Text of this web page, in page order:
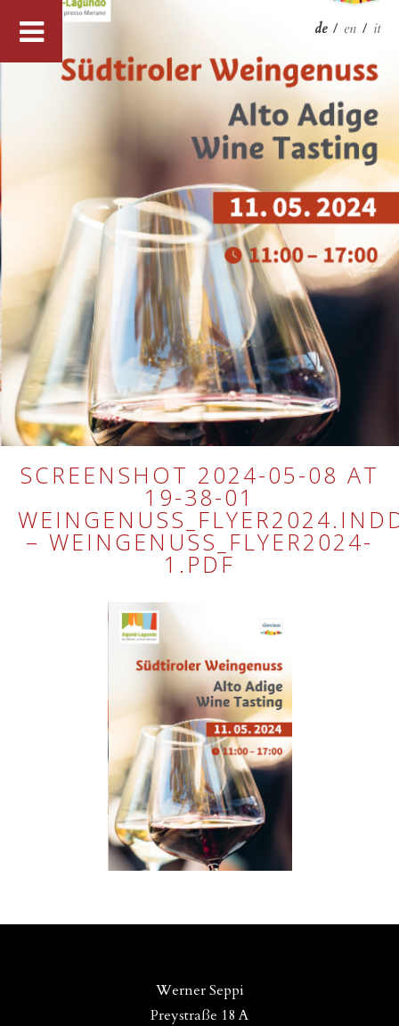
de / en / it
SCREENSHOT 2024-05-08 AT
19-38-01
– WEINGENUSS_FLYER2024-
1.PDF
Werner Seppi
Preystraße 18 A